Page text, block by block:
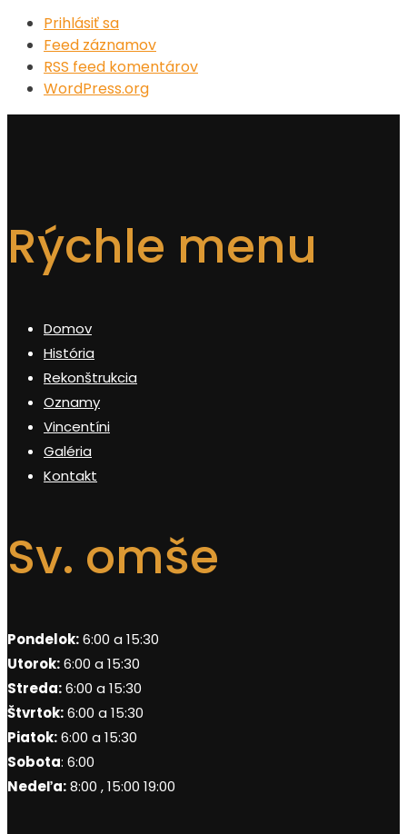
Prihlásiť sa
Feed záznamov
RSS feed komentárov
WordPress.org
Rýchle menu
Domov
História
Rekonštrukcia
Oznamy
Vincentíni
Galéria
Kontakt
Sv. omše
Pondelok:6:00 a 15:30
Utorok:6:00 a 15:30
Streda:6:00 a 15:30
Štvrtok:6:00 a 15:30
Piatok:6:00 a 15:30
Sobota: 6:00
Nedeľa:8:00 , 15:00 19:00